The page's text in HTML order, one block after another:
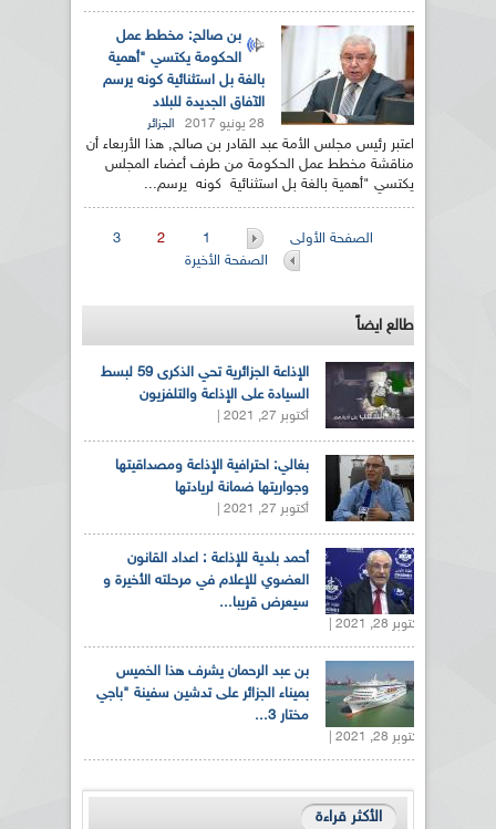
بن صالح: مخطط عمل
الحكومة يكتسي "أهمية
بالغة بل استثنائية كونه يرسم
الآفاق الجديدة للبلاد
28 يونيو 2017 الجزائر
اعتبر رئيس مجلس الأمة عبد القادر بن صالح, هذا الأربعاء أن
مناقشة مخطط عمل الحكومة من طرف أعضاء المجلس
يكتسي "أهمية بالغة بل استثنائية كونه يرسم...
الصفحات
الصفحة الأولى 1
2
3
الصفحة الأخيرة
طالع ايضاً
الإذاعة الجزائرية تحي الذكرى 59 لبسط
السيادة على الإذاعة والتلفزيون
أكتوبر 27, 2021 |
بغالي: احترافية الإذاعة ومصداقيتها
وجواريتها ضمانة لريادتها
أكتوبر 27, 2021 |
أحمد بلدية للإذاعة : اعداد القانون
العضوي للإعلام في مرحلته الأخيرة و
سيعرض قريبا...
أكتوبر 28, 2021 |
بن عبد الرحمان يشرف هذا الخميس
بميناء الجزائر على تدشين سفينة "باجي
مختار 3...
أكتوبر 28, 2021 |
الأكثر قراءة